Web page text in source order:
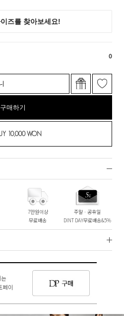
0
구매하기
7만원이상
무료배송
주말ㆍ공휴일
DINT DAY무료배송&5%